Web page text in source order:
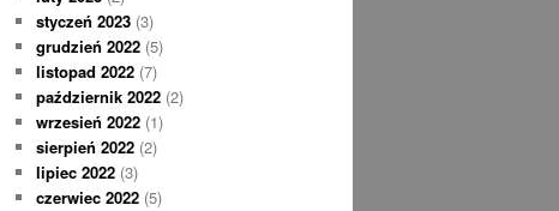
styczeń 2023 (3)
grudzień 2022 (5)
listopad 2022 (7)
październik 2022 (2)
wrzesień 2022 (1)
sierpień 2022 (2)
lipiec 2022 (3)
czerwiec 2022 (5)